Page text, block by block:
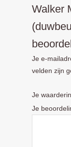
Walker
Je e-
velden zijn
Je
Je